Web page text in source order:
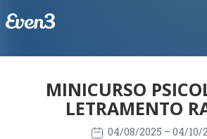
MINICURSO
LETRAMENTO
04/08/2025 – 04/10/